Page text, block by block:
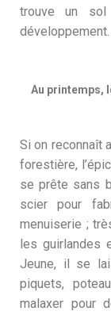
trouve un
développement.
Au printemps,
Si on reconnaît
forestière,
se prête sans
scier pour
menuiserie ;
les guirlandes
Jeune, il se
piquets,
malaxer pour